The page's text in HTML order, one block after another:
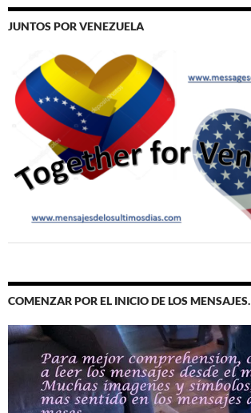
JUNTOS POR VENEZUELA
COMENZAR POR EL INICIO DE LOS MENSAJES.